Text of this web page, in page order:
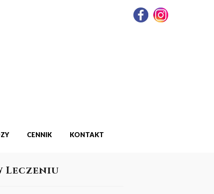
CENNIK KONTAKT
Leczeniu